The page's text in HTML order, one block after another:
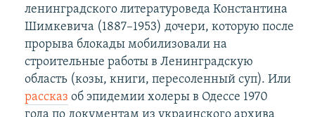
ленинградского литературоведа Константина
Шимкевича (1887–1953) дочери, которую после
прорыва блокады мобилизовали на
строительные работы в Ленинградскую
область (козы, книги, пересоленный суп). Или
рассказ об эпидемии холеры в Одессе 1970
года по документам из украинского архива